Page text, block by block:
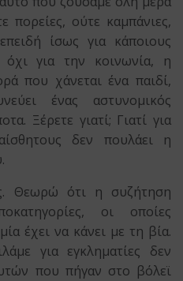
πορείες, ούτε καμπάνιες,
ίσως για κάποιους
όχι για την κοινωνία, η
που χάνεται ένα παιδί,
ένας αστυνομικός
Ξέρετε γιατί; Γιατί για
δεν πουλάει η
Θεωρώ ότι η συζήτηση
οι οποίες
έχει να κάνει με τη βία.
για εγκληματίες δεν
που πήγαν στο βόλεϊ